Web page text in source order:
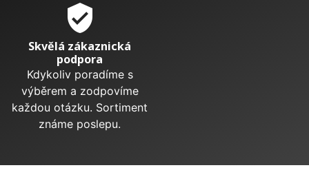
verified_user
Skvělá zákaznická
podpora
Kdykoliv poradíme s
výběrem a zodpovíme
každou otázku. Sortiment
známe poslepu.